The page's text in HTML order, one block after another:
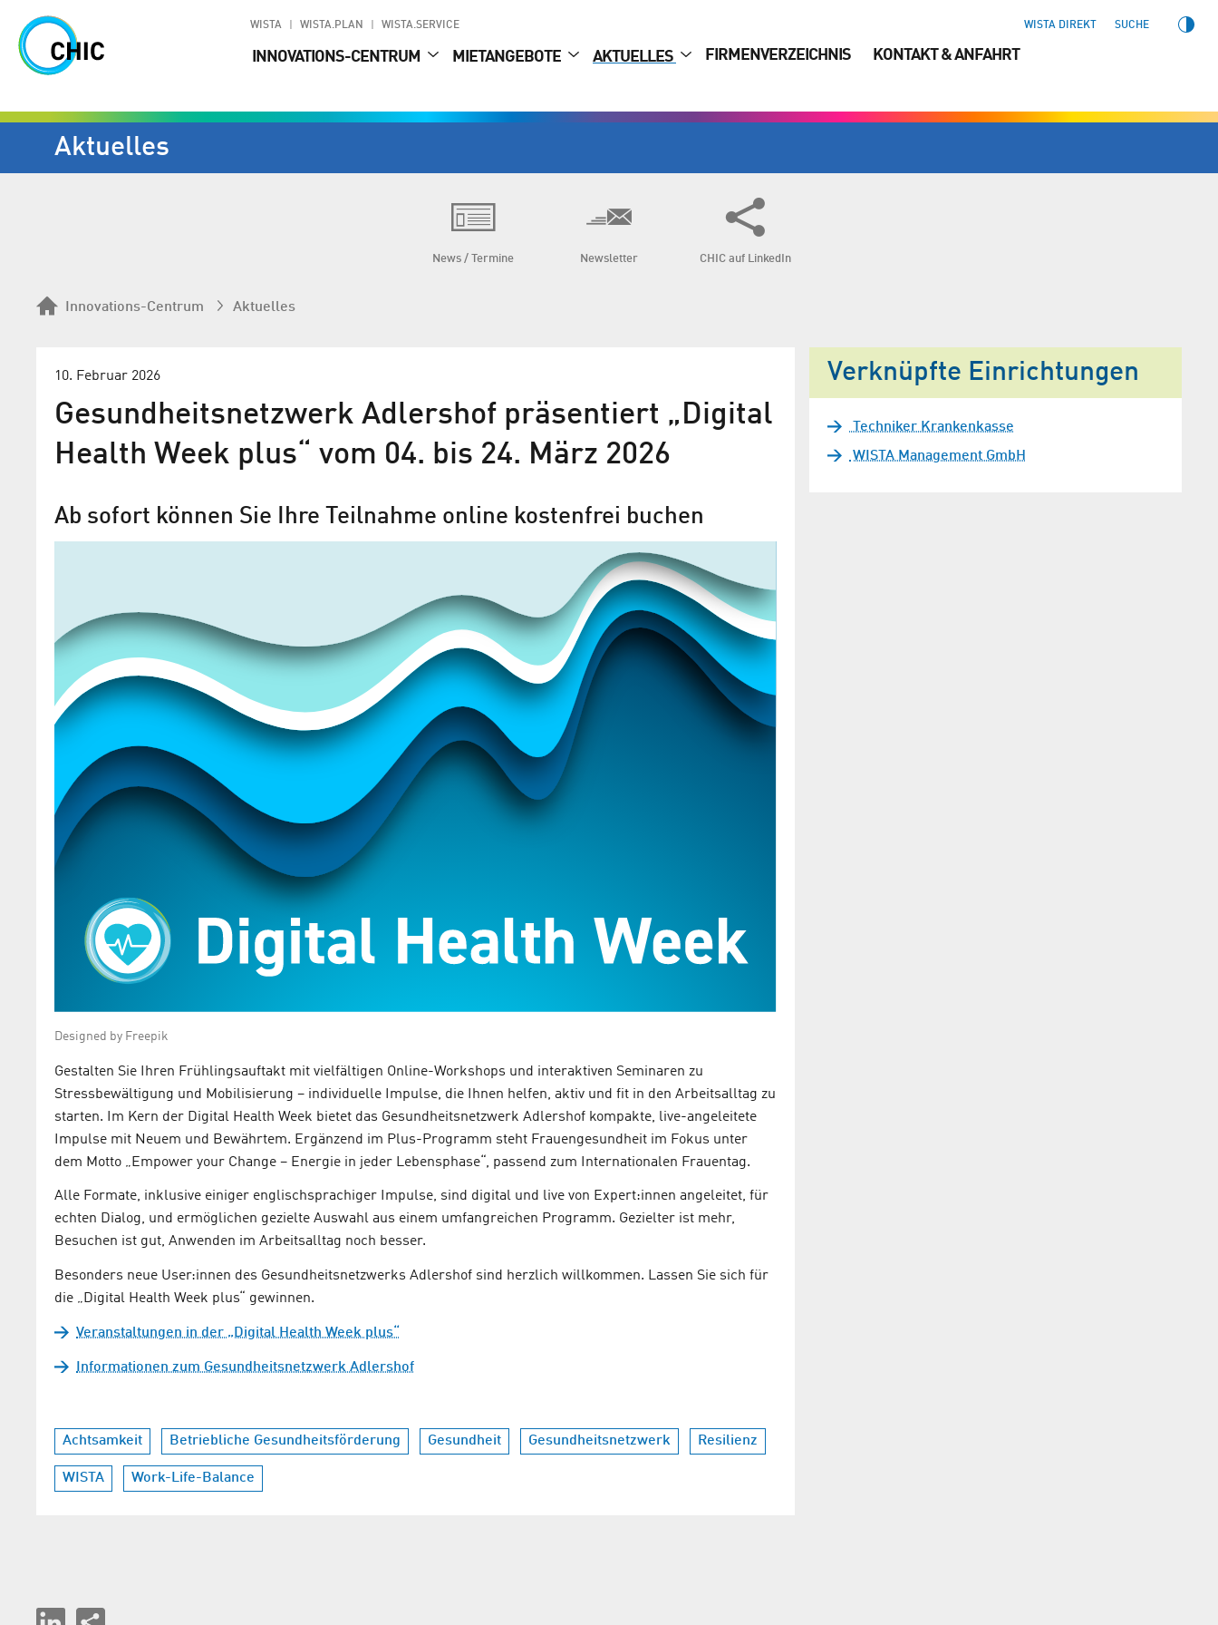
WISTA WISTA.PLAN WISTA.SERVICE WISTA DIREKT SUCHE
INNOVATIONS-CENTRUM MIETANGEBOTE AKTUELLES FIRMENVERZEICHNIS KONTAKT & ANFAHRT
Aktuelles
News / Termine Newsletter CHIC auf LinkedIn
Innovations-Centrum Aktuelles
10. Februar 2026
Gesundheitsnetzwerk Adlershof präsentiert „Digital
Health Week plus“ vom 04. bis 24. März 2026
Ab sofort können Sie Ihre Teilnahme online kostenfrei buchen
Designed by Freepik
Gestalten Sie Ihren Frühlingsauftakt mit vielfältigen Online-Workshops und interaktiven Seminaren zu
Stressbewältigung und Mobilisierung – individuelle Impulse, die Ihnen helfen, aktiv und fit in den Arbeitsalltag zu
starten. Im Kern der Digital Health Week bietet das Gesundheitsnetzwerk Adlershof kompakte, live-angeleitete
Impulse mit Neuem und Bewährtem. Ergänzend im Plus-Programm steht Frauengesundheit im Fokus unter
dem Motto „Empower your Change – Energie in jeder Lebensphase“, passend zum Internationalen Frauentag.
Alle Formate, inklusive einiger englischsprachiger Impulse, sind digital und live von Expert:innen angeleitet, für
echten Dialog, und ermöglichen gezielte Auswahl aus einem umfangreichen Programm. Gezielter ist mehr,
Besuchen ist gut, Anwenden im Arbeitsalltag noch besser.
Besonders neue User:innen des Gesundheitsnetzwerks Adlershof sind herzlich willkommen. Lassen Sie sich für
die „Digital Health Week plus“ gewinnen.
Veranstaltungen in der „Digital Health Week plus“
Informationen zum Gesundheitsnetzwerk Adlershof
Achtsamkeit Betriebliche Gesundheitsförderung Gesundheit Gesundheitsnetzwerk Resilienz
WISTA Work-Life-Balance
Verknüpfte Einrichtungen
Techniker Krankenkasse
WISTA Management GmbH